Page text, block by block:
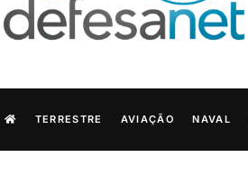
TERRESTRE AVIAÇÃO NAVAL